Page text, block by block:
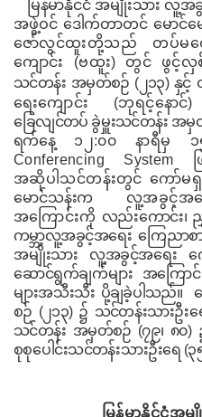
မြန်မာနိုင်ငံ အမျိုးသား လူ့
အဖွဲ့ဝင် ဒေါက်တာတင် မောင်မေ
ဇော်လွင်ထူးတို့သည် တပ်မတ
ကျောင်း
(ဗထူး) တွင် ဖွင့်လှ
သင်တန်း အမှတ်စဉ် (၂၁၃)နှင့်
ရေးကျောင်း (ဘုရင့်နောင်
ခြေလျင်တပ် ခွဲမှူးသင်တန်း အ
ရက်နေ့၁၂:၀၀ နာရီမှ ၁
Conferencing System
အဆိုပါသင်တန်းတွင် ကော်မ
မောင်သန်းက လူ့အခွင့်အရေ
အကြောင်းကို လည်းကောင်း၊
ကမ္ဘာ့လူ့အခွင့်အရေး ကြေညာစ
အမျိုးသား လူ့အခွင့်အရေး ကေ
ဆောင်ရွက်ချက်များ အကြော
များအသီးသီး ပို့ချခဲ့ပါသည်။
စဉ် (၂၁၃)၌ သင်တန်းသားဦးရ
သင်တန်း အမှတ်စဉ် (၇၉၊ ၈၀)
စုစုပေါင်းသင်တန်းသားဦးရေ
မြန်မာနိုင်ငံအ